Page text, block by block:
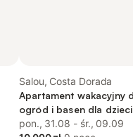
Salou, Costa Dorada
Apartament wakacyjny
ogród i basen dla
dozwolone
pon., 31.08 - śr., 09.09